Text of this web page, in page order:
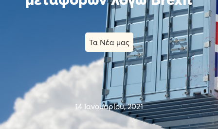
Τα Νέα μας
14 Ιανουαρίου, 2021